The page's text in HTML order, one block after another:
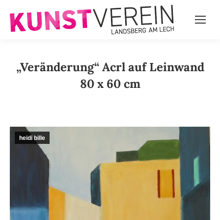
„Veränderung“ Acrl auf Leinwand
80 x 60 cm
heidi bille